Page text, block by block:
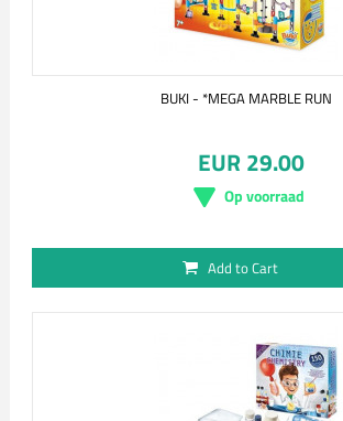
BUKI - *MEGA MARBLE RUN
EUR 29.00
Op voorraad
Add to Cart